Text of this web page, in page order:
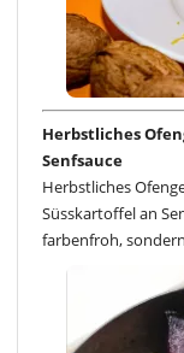
Herbstliches
Senfsauce
Herbstliches
Süsskartoffel an
farbenfroh,